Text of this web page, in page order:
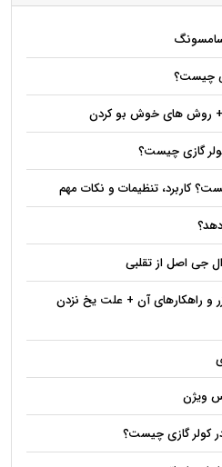
سامسونگ
چیست؟
+ روش های خوش بو کردن
گازی چیست؟
جی اصل از تقلبی
و راهکارهای آن + علت یخ نزدن
ویژن